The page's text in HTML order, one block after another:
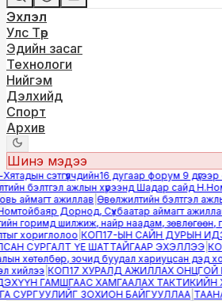
Эхлэл
Улс Төр
Эдийн засаг
Технологи
Нийгэм
Дэлхийд
Спорт
Архив
Шинэ мэдээ
сэтгүүлчдийн16 дугаар форум 9 дүгээр
бэлтгэл ажлын хүрээнд Шадар сайд
аймагт ажиллав|Өвөлжилтийн бэлтгэл
Дорнод, Сүхбаатар аймагт ажиллав|
горимд шилжиж, найр наадам, зөвлөгөөн,
хориглолоо|КОП17-ЫН САЙН ДУРЫН
СУРГАЛТ ҮЕ ШАТТАЙГААР ЭХЭЛЛЭЭ|
хөтөлбөр, зочид буудал хариуцсан дэд
|КОП17 ХУРАЛД АЖИЛЛАХ ОНЦГОЙ
ГАМШГААС ХАМГААЛАХ ТАКТИКИЙН
СУРГУУЛИЙГ ЗОХИОН БАЙГУУЛЛАА|